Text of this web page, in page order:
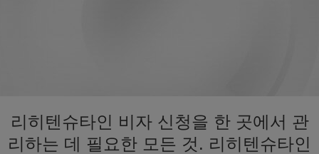
리히텐슈타인 비자 신청을 한 곳에서 관
리하는 데 필요한 모든 것. 리히텐슈타인